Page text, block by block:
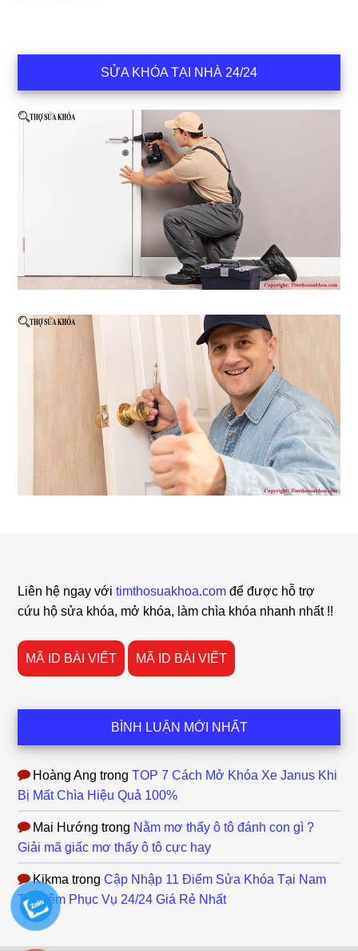
SỬA KHÓA TẠI NHÀ 24/24
Liên hệ ngay vớitimthosuakhoa.com để được hỗ trợ
cứu hộ sửa khóa, mở khóa, làm chìa khóa nhanh nhất !!
MÃ ID BÀI VIẾT MÃ ID BÀI VIẾT
BÌNH LUẬN MỚI NHẤT
Hoàng Ang trongTOP 7 Cách Mở Khóa Xe Janus Khi
Bị Mất Chìa Hiệu Quả 100%
Mai Hướng trong Nằm mơ thấy ô tô đánh con gì ?
Giải mã giấc mơ thấy ô tô cực hay
Kikma trongCập Nhập 11 Điểm Sửa Khóa Tại Nam
Từ Liêm Phục Vụ 24/24 Giá Rẻ Nhất